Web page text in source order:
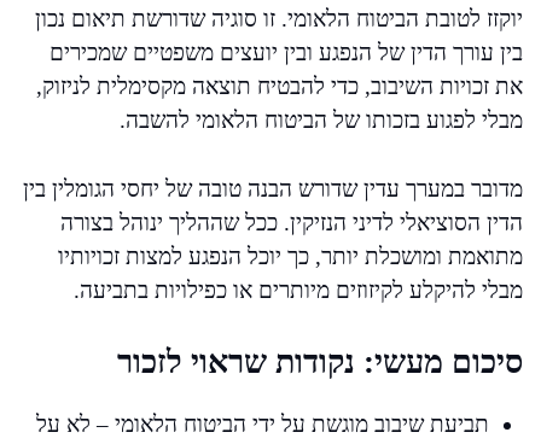
יוקזז לטובת הביטוח הלאומי. זו סוגיה שדורשת תיאום נכון
בין עורך הדין של הנפגע ובין יועצים משפטיים שמכירים
את זכויות השיבוב, כדי להבטיח תוצאה מקסימלית לניזוק,
מבלי לפגוע בזכותו של הביטוח הלאומי להשבה.
מדובר במערך עדין שדורש הבנה טובה של יחסי הגומלין בין
הדין הסוציאלי לדיני הנזיקין. ככל שההליך ינוהל בצורה
מתואמת ומושכלת יותר, כך יוכל הנפגע למצות זכויותיו
מבלי להיקלע לקיזוזים מיותרים או כפילויות בתביעה.
סיכום מעשי: נקודות שראוי לזכור
תביעת שיבוב מוגשת על ידי הביטוח הלאומי – לא על